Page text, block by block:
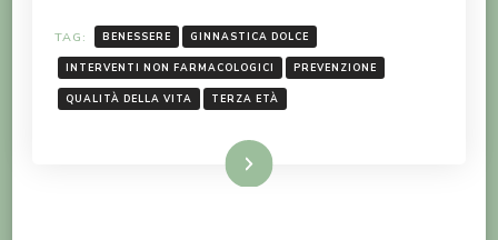
TAG: BENESSERE GINNASTICA DOLCE
INTERVENTI NON FARMACOLOGICI PREVENZIONE
QUALITÀ DELLA VITA TERZA ETÀ
LEGGI TUTTO